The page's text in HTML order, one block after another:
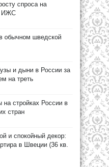
спроса на
ИЖС
обычном шведской
и дыни в России за
на треть
стройках России в
стран
и спокойный декор:
в Швеции (36 кв.